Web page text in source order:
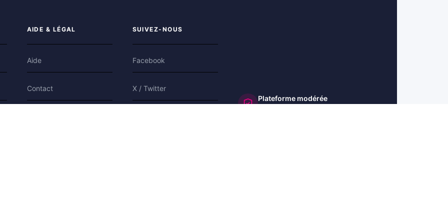
AIDE & LÉGAL
Aide
Contact
SUIVEZ-NOUS
Facebook
X / Twitter
Plateforme modérée